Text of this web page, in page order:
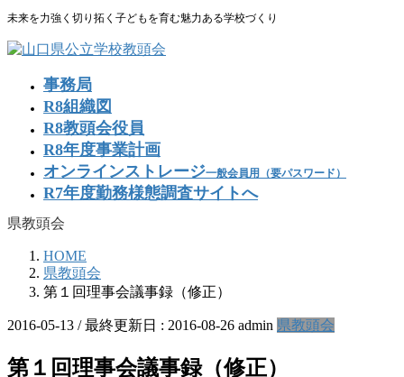
コ
ン
テ
ナ
ビ
ゲ
未来を力強く切り拓く子どもを育む魅力ある学校づくり
事務局
R8組織図
R8教頭会役員
R8年度事業計画
オンラインストレージ一般会員用（要パスワード）
R7年度勤務様態調査サイトへ
県教頭会
HOME
県教頭会
第１回理事会議事録（修正）
2016-05-13 / 最終更新日 : 2016-08-26 admin 県教頭会
第１回理事会議事録（修正）